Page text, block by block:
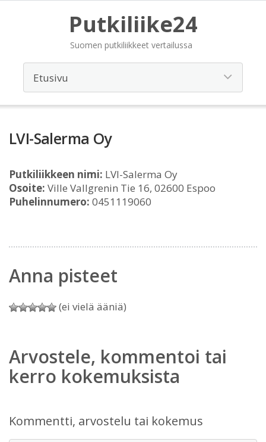
Putkiliike24
Suomen putkiliikkeet vertailussa
LVI-Salerma Oy
Putkiliikkeen nimi: LVI-Salerma Oy
Osoite: Ville Vallgrenin Tie 16, 02600 Espoo
Puhelinnumero: 0451119060
Anna pisteet
(ei vielä ääniä)
Arvostele, kommentoi tai
kerro kokemuksista
Kommentti, arvostelu tai kokemus